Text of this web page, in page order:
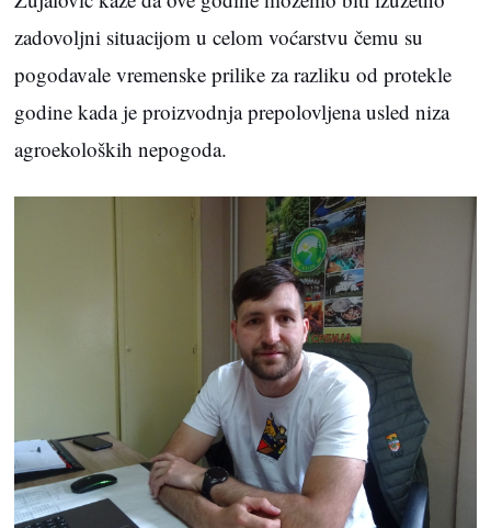
zadovoljni situacijom u celom voćarstvu čemu su
pogodavale vremenske prilike za razliku od protekle
godine kada je proizvodnja prepolovljena usled niza
agroekoloških nepogoda.